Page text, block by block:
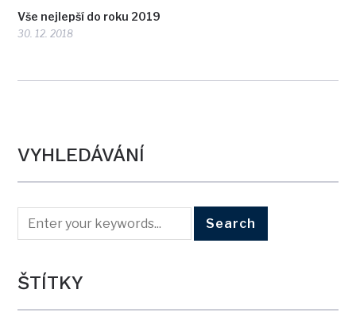
Vše nejlepší do roku 2019
30. 12. 2018
VYHLEDÁVÁNÍ
ŠTÍTKY